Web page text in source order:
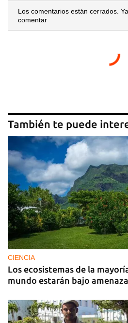
Los comentarios están cerrados.
comentar
También te puede
CIENCIA
Los ecosistemas de la
mundo estarán bajo